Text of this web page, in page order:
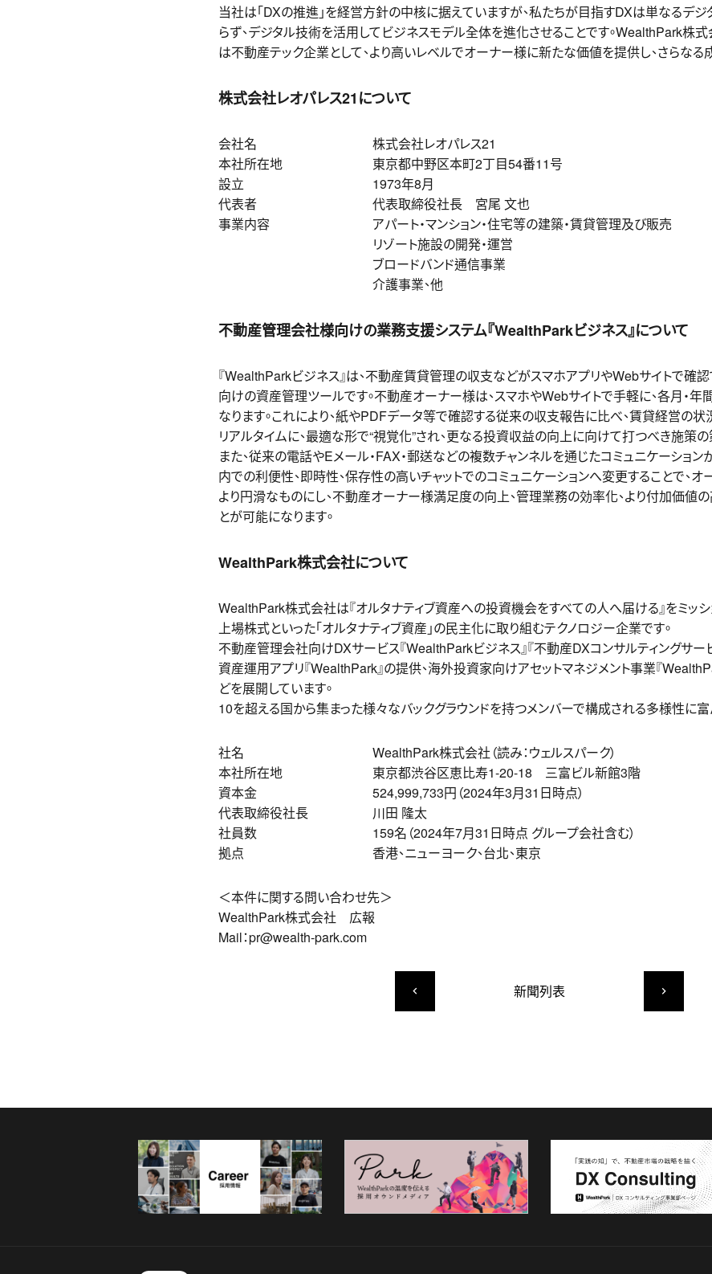
当社は「DXの推進」を経営方針の中核に据えていますが、私たちが目指すDXは単なるデ
らず、デジタル技術を活用してビジネスモデル全体を進化させることです。WealthPark株
は不動産テック企業として、より高いレベルでオーナー様に新たな価値を提供し、さらなる
株式会社レオパレス21について
会社名 株式会社レオパレス21
本社所在地 東京都中野区本町2丁目54番11号
設立 1973年8月
代表者 代表取締役社長 宮尾 文也
事業内容 アパート・マンション・住宅等の建築・賃貸管理及び販売
リゾート施設の開発・運営
ブロードバンド通信事業
介護事業、他
不動産管理会社様向けの業務支援システム『WealthParkビジネス』について
『WealthParkビジネス』は、不動産賃貸管理の収支などがスマホアプリやWebサイトで確
向けの資産管理ツールです。不動産オーナー様は、スマホやWebサイトで手軽に、各月・年
なります。これにより、紙やPDFデータ等で確認する従来の収支報告に比べ、賃貸経営の状
リアルタイムに、最適な形で“視覚化”され、更なる投資収益の向上に向けて打つべき施策
また、従来の電話やEメール・FAX・郵送などの複数チャンネルを通じたコミュニケーション
内での利便性、即時性、保存性の高いチャットでのコミュニケーションへ変更することで、オ
より円滑なものにし、不動産オーナー様満足度の向上、管理業務の効率化、より付加価値
とが可能になります。
WealthPark株式会社について
WealthPark株式会社は『オルタナティブ資産への投資機会をすべての人へ届ける』をミッシ
上場株式といった「オルタナティブ資産」の民主化に取り組むテクノロジー企業です。
不動産管理会社向けDXサービス『WealthParkビジネス』『不動産DXコンサルティングサー
資産運用アプリ『WealthPark』の提供、海外投資家向けアセットマネジメント事業『
どを展開しています。
10を超える国から集まった様々なバックグラウンドを持つメンバーで構成される多様性に富
社名 WealthPark株式会社（読み：ウェルスパーク）
本社所在地 東京都渋谷区恵比寿1-20-18 三富ビル新館3階
資本金 524,999,733円（2024年3月31日時点）
代表取締役社長 川田 隆太
社員数 159名（2024年7月31日時点 グループ会社含む）
拠点 香港、ニューヨーク、台北、東京
＜本件に関する問い合わせ先＞
WealthPark株式会社 広報
Mail：pr@wealth-park.com
keyboard_arrow_left 新聞列表 keyboard_arrow_right